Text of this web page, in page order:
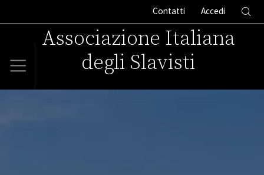
Contatti Accedi
Associazione Italiana
degli Slavisti